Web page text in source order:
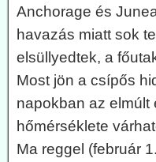
Anchorage és
havazás miatt sok
elsüllyedtek, a
Most jön a csípős
napokban az
hőmérséklete
Ma reggel (február